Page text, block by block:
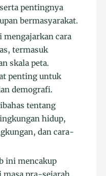
pentingnya
bermasyarakat.
mengajarkan cara
termasuk
skala peta.
penting untuk
demografi.
tentang
hidup,
dan cara-
ini mencakup